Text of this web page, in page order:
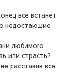
все встанет
недостающие
любимого
или страсть?
расставив все